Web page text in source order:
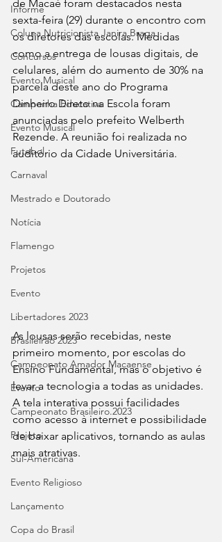
Informe
Coluna Nutricionista Janira Braga
Concursos
Evento Musical
Campanha Educativa
Evento Musical
Futebol
Carnaval
Mestrado e Doutorado
Notícia
Flamengo
Projetos
Evento
Libertadores 2023
Brasileirão 2023
Campeonato Amador Macaense
Evento
Campeonato Brasileiro.2023
Projeto
Sul-Americana
Evento Religioso
Lançamento
Copa do Brasil
de Macaé foram destacados nesta
sexta-feira (29) durante o encontro com
os diretores das escolas. Medidas
como a entrega de lousas digitais, de
celulares, além do aumento de 30% na
parcela deste ano do Programa
Dinheiro Direto na Escola foram
anunciadas pelo prefeito Welberth
Rezende. A reunião foi realizada no
auditório da Cidade Universitária.
As lousas serão recebidas, neste
primeiro momento, por escolas do
Ensino Fundamental, mas o objetivo é
levar a tecnologia a todas as unidades.
A tela interativa possui facilidades
como acesso à internet e possibilidade
de baixar aplicativos, tornando as aulas
mais atrativas.